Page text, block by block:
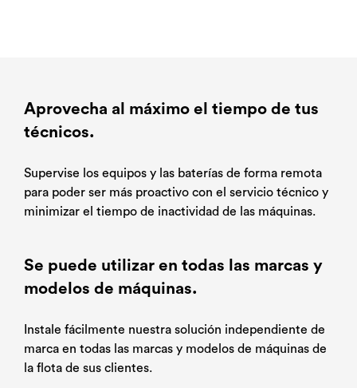
Aprovecha al máximo el tiempo de tus
técnicos.
Supervise los equipos y las baterías de forma remota
para poder ser más proactivo con el servicio técnico y
minimizar el tiempo de inactividad de las máquinas.
Se puede utilizar en todas las marcas y
modelos de máquinas.
Instale fácilmente nuestra solución independiente de
marca en todas las marcas y modelos de máquinas de
la flota de sus clientes.